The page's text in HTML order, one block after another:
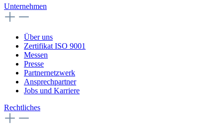
Unternehmen
Über uns
Zertifikat ISO 9001
Messen
Presse
Partnernetzwerk
Ansprechpartner
Jobs und Karriere
Rechtliches